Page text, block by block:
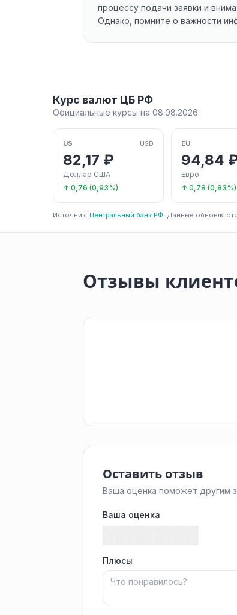
процессу подачи заявки и
Однако, помните о важности
Курс валют ЦБ РФ
Официальные курсы на 08.08.2026
US USD
82,17 ₽
Доллар США
↑ 0,76 (0,93%)
EU
94,84
Евро
↑ 0,78 (0,83%)
Источник: Центральный банк РФ. Данные
Отзывы
Оставить отзыв
Ваша оценка поможет другим
Ваша оценка
Плюсы